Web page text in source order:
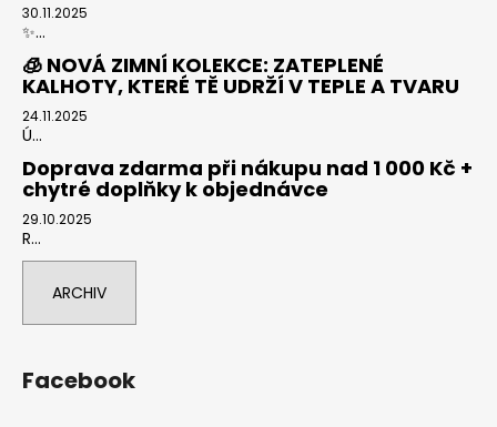
30.11.2025
✨...
🧊 NOVÁ ZIMNÍ KOLEKCE: ZATEPLENÉ
KALHOTY, KTERÉ TĚ UDRŽÍ V TEPLE A TVARU
24.11.2025
Ú...
Doprava zdarma při nákupu nad 1 000 Kč +
chytré doplňky k objednávce
29.10.2025
R...
ARCHIV
Facebook